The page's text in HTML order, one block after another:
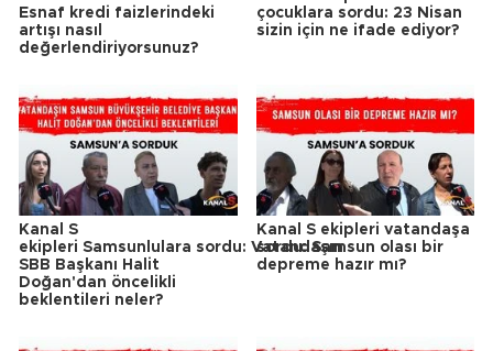
Esnaf kredi faizlerindeki
artışı nasıl
değerlendiriyorsunuz?
çocuklara sordu: 23 Nisan
sizin için ne ifade ediyor?
Kanal S
ekipleri Samsunlulara sordu: Vatandaşın
SBB Başkanı Halit
Doğan'dan öncelikli
beklentileri neler?
Kanal S ekipleri vatandaşa
sordu: Samsun olası bir
depreme hazır mı?